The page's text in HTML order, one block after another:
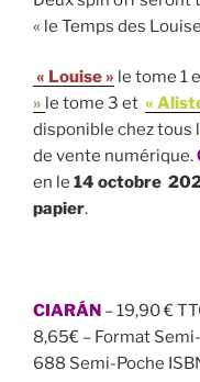
« le Temps des
« Louise » le tome 1
» le tome 3 et «
disponible chez tous
de vente numérique.
en le 14 octobre
papier.
CIARÁN – 19,90 €
8,65€ – Format
688 Semi-Poche